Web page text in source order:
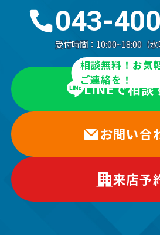
043-
受付時間： 10:00~18:00（水
相談無料！お気
ご連絡を！
LINEで相談
お問い合
来店予